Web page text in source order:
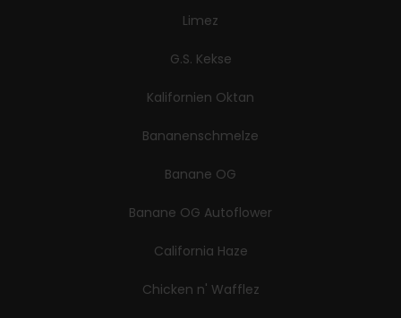
Limez
G.S. Kekse
Kalifornien Oktan
Bananenschmelze
Banane OG
Banane OG Autoflower
California Haze
Chicken n' Wafflez